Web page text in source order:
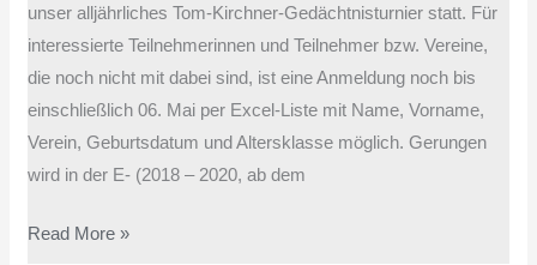
unser alljährliches Tom-Kirchner-Gedächtnisturnier statt. Für
interessierte Teilnehmerinnen und Teilnehmer bzw. Vereine,
die noch nicht mit dabei sind, ist eine Anmeldung noch bis
einschließlich 06. Mai per Excel-Liste mit Name, Vorname,
Verein, Geburtsdatum und Altersklasse möglich. Gerungen
wird in der E- (2018 – 2020, ab dem
Read More »